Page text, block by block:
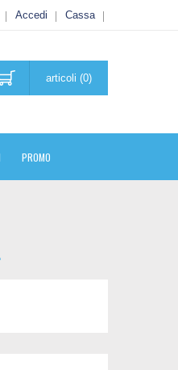
Cassa
Accedi
articoli (0)
PROMO